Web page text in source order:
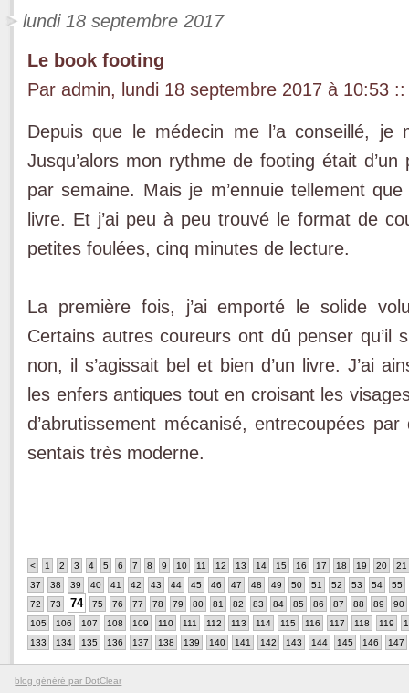
lundi 18 septembre 2017
Le book footing
Par admin, lundi 18 septembre 2017 à 10:53 ::
Depuis que le médecin me l’a conseillé,
Jusqu’alors mon rythme de footing était
par semaine. Mais je m’ennuie tellement
livre. Et j’ai peu à peu trouvé le format de
petites foulées, cinq minutes de lecture.
La première fois, j’ai emporté le solide
Certains autres coureurs ont dû penser qu’il
non, il s’agissait bel et bien d’un livre. J’ai
les enfers antiques tout en croisant les
d’abrutissement mécanisé, entrecoupées
sentais très moderne.
< 1 2 3 4 5 6 7 8 9 10 11 12 13 14 15 16 17 18 19 20
21
37
38 39 40 41 42 43 44 45 46 47 48 49 50 51 52 53 54
55
72
73 74 75 76 77 78 79 80 81 82 83 84 85 86 87 88 89
90
105
106 107 108 109 110 111 112 113 114 115 116 117 118 119
133
134 135 136 137 138 139 140 141 142 143 144 145 146 147
blog généré par DotClear